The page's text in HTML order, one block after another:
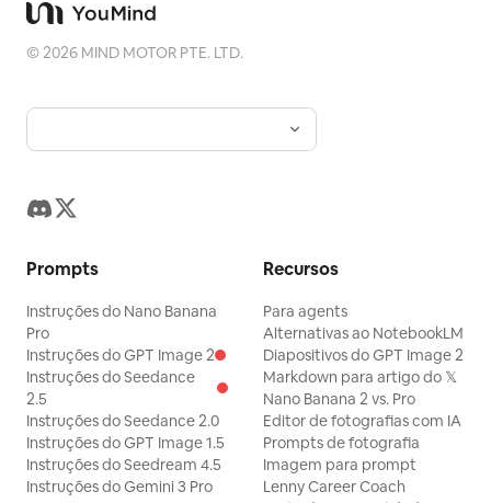
©2026 MIND MOTOR PTE. LTD.
Prompts
Instruções do Nano Banana
Pro
Instruções do GPT Image 2
Instruções do Seedance
2.5
Instruções do Seedance 2.0
Instruções do GPT Image 1.5
Instruções do Seedream 4.5
Instruções do Gemini 3 Pro
Recursos
Para agents
Alternativas ao NotebookLM
Diapositivos do GPT Image 2
Markdown para artigo do 𝕏
Nano Banana 2 vs. Pro
Editor de fotografias com IA
Prompts de fotografia
Imagem para prompt
Lenny Career Coach